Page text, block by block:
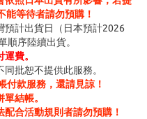
能等待者請勿預購！
計出貨日（日本預計2026
順序陸續出貨。
費。
批恕不提供此服務。
款服務，還請見諒！
結帳。
合活動規則者請勿預購！